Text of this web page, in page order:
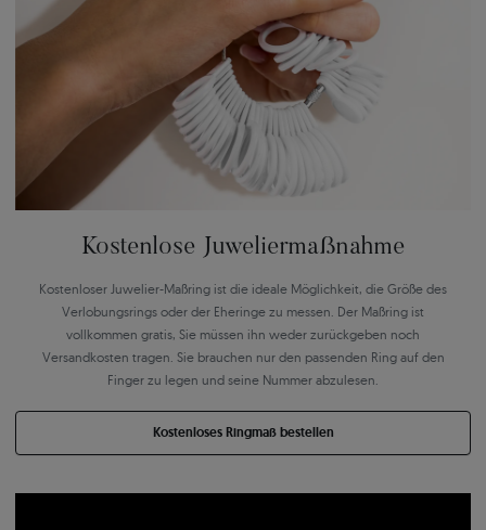
Kostenlose Juweliermaßnahme
Kostenloser Juwelier-Maßring ist die ideale Möglichkeit, die Größe des
Verlobungsrings oder der Eheringe zu messen. Der Maßring ist
vollkommen gratis, Sie müssen ihn weder zurückgeben noch
Versandkosten tragen. Sie brauchen nur den passenden Ring auf den
Finger zu legen und seine Nummer abzulesen.
Kostenloses Ringmaß bestellen